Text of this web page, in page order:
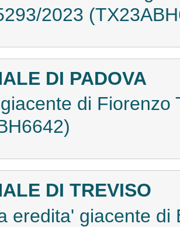
2023
DI PADOVA
di Fiorenzo
DI TREVISO
eredita' giacente